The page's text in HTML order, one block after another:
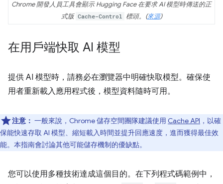
Chrome 開發人員工具會顯示 Hugging Face 在要求 AI 模型時傳送的正
式版 Cache-Control 標頭。(來源)
在用戶端快取 AI 模型
提供 AI 模型時，請務必在瀏覽器中明確快取模型。確保使
用者重新載入應用程式後，模型資料隨時可用。
注意： 一般來說，Chrome 儲存空間團隊建議使用 Cache API ，以確
保能快速存取 AI 模型、縮短載入時間並提升回應速度，進而獲得最佳效
能。本指南會討論其他可能儲存機制的優缺點。
您可以使用多種技術達成這個目的。在下列程式碼範例中，